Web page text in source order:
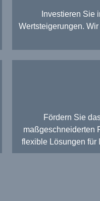
Investieren Sie
Wertsteigerungen.
Fördern Sie
maßgeschneiderten
flexible Lösungen für